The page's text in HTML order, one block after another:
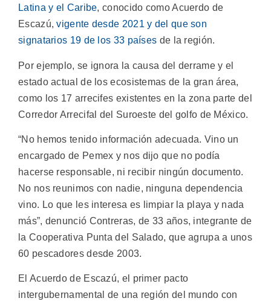
Latina y el Caribe, conocido como Acuerdo de
Escazú,vigente desde 2021 y del que son
signatarios 19 de los 33 países de la región.
Por ejemplo, se ignora la causa del derrame y el
estado actual de los ecosistemas de la gran área,
como los 17 arrecifes existentes en la zona parte del
Corredor Arrecifal del Suroeste del golfo de México.
“No hemos tenido información adecuada. Vino un
encargado de Pemex y nos dijo que no podía
hacerse responsable, ni recibir ningún documento.
No nos reunimos con nadie, ninguna dependencia
vino. Lo que les interesa es limpiar la playa y nada
más”, denunció Contreras, de 33 años, integrante de
la Cooperativa Punta del Salado, que agrupa a unos
60 pescadores desde 2003.
El Acuerdo de Escazú, el primer pacto
intergubernamental de una región del mundo con